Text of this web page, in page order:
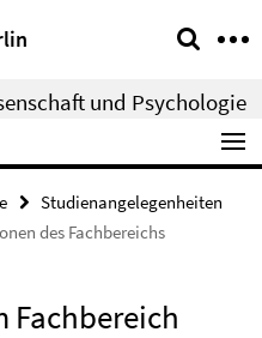
und Psychologie
Studienangelegenheiten
des Fachbereichs
Fachbereich